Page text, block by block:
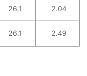
26.1 2.04
26.1 2.49